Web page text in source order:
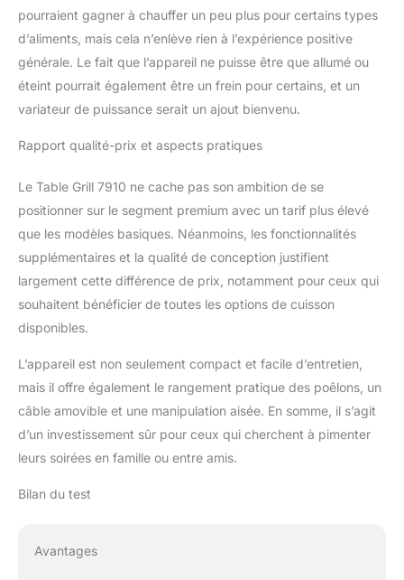
pourraient gagner à chauffer un peu plus pour certains types
d’aliments, mais cela n’enlève rien à l’expérience positive
générale. Le fait que l’appareil ne puisse être que allumé ou
éteint pourrait également être un frein pour certains, et un
variateur de puissance serait un ajout bienvenu.
Rapport qualité-prix et aspects pratiques
Le Table Grill 7910 ne cache pas son ambition de se
positionner sur le segment premium avec un tarif plus élevé
que les modèles basiques. Néanmoins, les fonctionnalités
supplémentaires et la qualité de conception justifient
largement cette différence de prix, notamment pour ceux qui
souhaitent bénéficier de toutes les options de cuisson
disponibles.
L’appareil est non seulement compact et facile d’entretien,
mais il offre également le rangement pratique des poêlons, un
câble amovible et une manipulation aisée. En somme, il s’agit
d’un investissement sûr pour ceux qui cherchent à pimenter
leurs soirées en famille ou entre amis.
Bilan du test
Avantages